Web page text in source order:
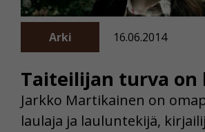
Taiteilijan turva on
Arki 16.06.2014
Jarkko Martikainen on
laulaja ja lauluntekijä,